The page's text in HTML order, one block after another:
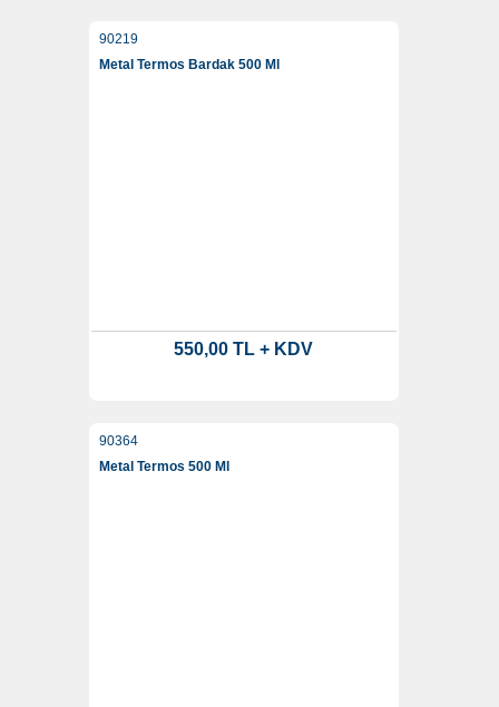
90219
Metal Termos Bardak 500 Ml
550,00 TL + KDV
90364
Metal Termos 500 Ml